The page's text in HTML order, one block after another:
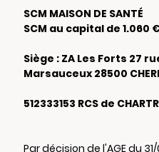
SCM MAISON DE SANTÉ
SCM au capital de 1.060
Siège : ZA Les Forts 27
Marsauceux 28500
512333153 RCS de
Par décision de l'AGE du